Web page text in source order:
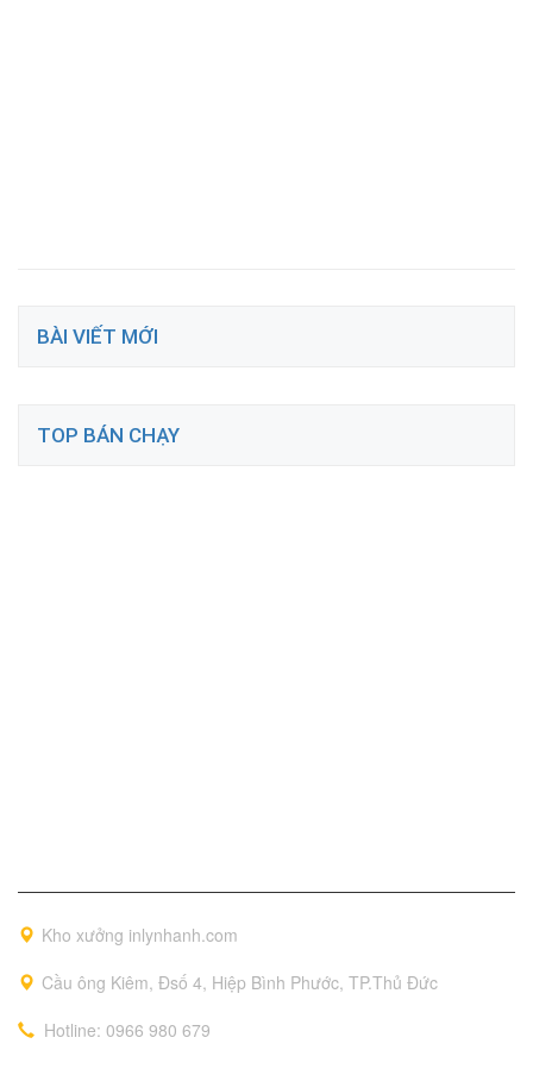
BÀI VIẾT MỚI
TOP BÁN CHẠY
Kho xưởng inlynhanh.com
Cầu ông Kiêm, Đsố 4, Hiệp Bình Phước, TP.Thủ Đức
Hotline: 0966 980 679